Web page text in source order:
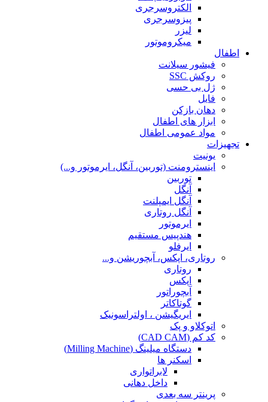
الکتروسرجری
پیزوسرجری
لیزر
میکروموتور
اطفال
فیشور سیلانت
روکش SSC
ژل بی حسی
فایل
دهان بازکن
ابزار های اطفال
مواد عمومی اطفال
تجهیزات
یونیت
اینسترومنت (توربین، آنگل، ایرموتور و...)
توربین
آنگل
آنگل ایمپلنت
آنگل روتاری
ایرموتور
هندپیس مستقیم
ایرفلو
روتاری، اپکس، آبچوریشن و...
روتاری
اپکس
آبچوراتور
گوتاکاتر
ایریگیشن ، اولتراسونیک
اتوکلاو و پک
کد کم (CAD CAM)
دستگاه میلینگ (Milling Machine)
اسکنر ها
لابراتواری
داخل دهانی
پرینتر سه بعدی